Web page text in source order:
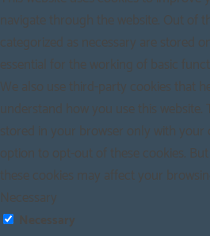
navigate through the website. Out of
categorized as necessary are stored
essential for the working of basic
We also use third-party cookies that
understand how you use this website.
stored in your browser only with your
option to opt-out of these cookies.
these cookies may affect your
Necessary
Necessary